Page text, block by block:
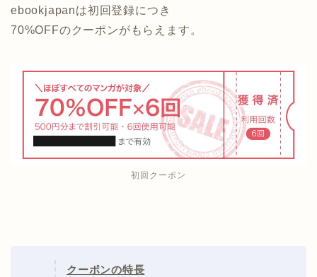
ebookjapanは初回登録につき
70%OFFのクーポンがもらえます。
初回クーポン
クーポンの特長